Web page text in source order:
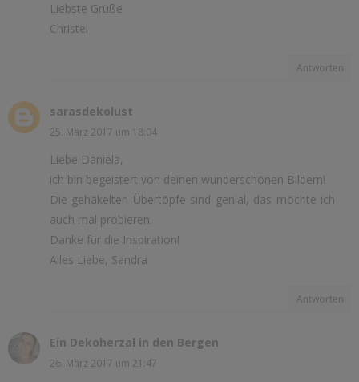
Liebste Grüße
Christel
Antworten
sarasdekolust
25. März 2017 um 18:04
Liebe Daniela,
ich bin begeistert von deinen wunderschönen Bildern!
Die gehäkelten Übertöpfe sind genial, das möchte ich
auch mal probieren.
Danke für die Inspiration!
Alles Liebe, Sandra
Antworten
Ein Dekoherzal in den Bergen
26. März 2017 um 21:47